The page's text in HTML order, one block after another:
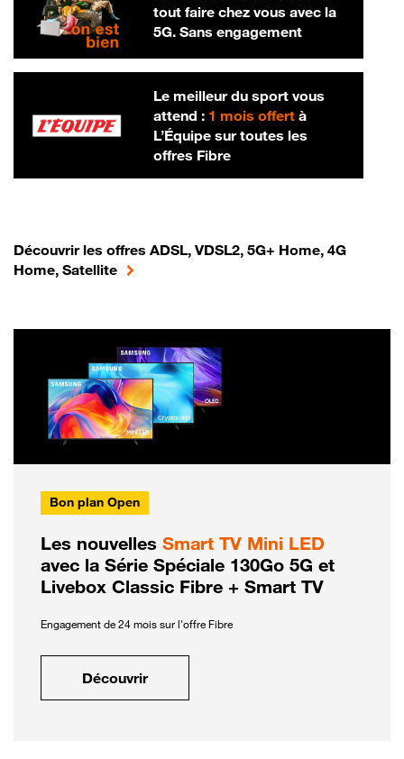
tout faire chez vous avec la
5G. Sans engagement
Le meilleur du sport vous
attend : 1 mois offertà
L’Équipe sur toutes les
offres Fibre
Découvrir les offres ADSL, VDSL2, 5G+ Home, 4G
Home, Satellite
Bon plan Open
Les nouvelles Smart TV Mini LED
avec la Série Spéciale 130Go 5G et
Livebox Classic Fibre + Smart TV
Engagement de 24 mois sur l'offre Fibre
Découvrir